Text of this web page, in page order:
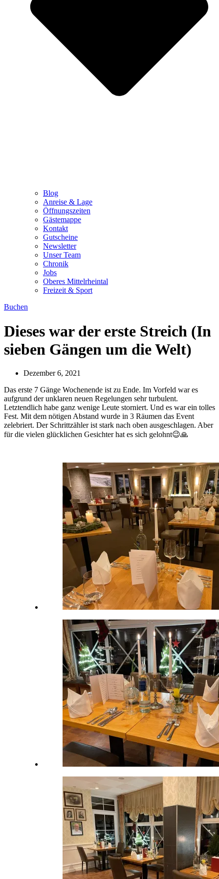
Blog
Anreise & Lage
Öffnungszeiten
Gästemappe
Kontakt
Gutscheine
Newsletter
Unser Team
Chronik
Jobs
Oberes Mittelrheintal
Freizeit & Sport
Buchen
Dieses war der erste Streich (In
sieben Gängen um die Welt)
Dezember 6, 2021
Das erste 7 Gänge Wochenende ist zu Ende. Im Vorfeld war es
aufgrund der unklaren neuen Regelungen sehr turbulent.
Letztendlich habe ganz wenige Leute storniert. Und es war ein tolles
Fest. Mit dem nötigen Abstand wurde in 3 Räumen das Event
zelebriert. Der Schrittzähler ist stark nach oben ausgeschlagen. Aber
für die vielen glücklichen Gesichter hat es sich gelohnt😉🙏